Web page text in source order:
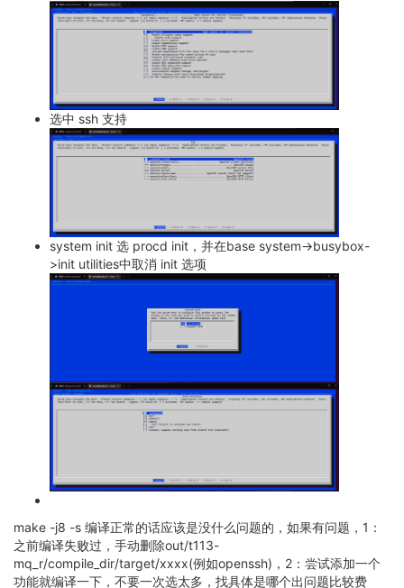
选中 ssh 支持
system init 选 procd init，并在base system->busybox-
>init utilities中取消 init 选项
make -j8 -s 编译正常的话应该是没什么问题的，如果有问题，1：
之前编译失败过，手动删除out/t113-
mq_r/compile_dir/target/xxxx(例如openssh)，2：尝试添加一个
功能就编译一下，不要一次选太多，找具体是哪个出问题比较费